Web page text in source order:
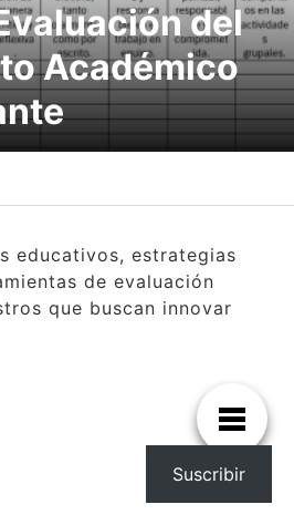
del
Académico
educativos, estrategias
de evaluación
que buscan innovar
Suscribir